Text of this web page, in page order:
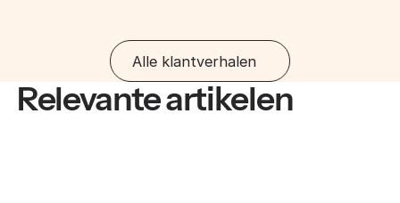
Alle klantverhalen
Relevante artikelen